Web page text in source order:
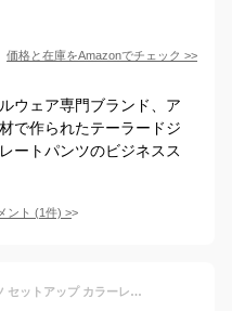
価格と在庫をAmazonでチェック >>
ウェア専門ブランド、ア
で作られたテーラードジ
ートパンツのビジネスス
ント (1件) >
大きいサイズ レディース スーツ セットアップ カラーレスジャケット＆ブラウス＆パンツ3点セットスーツ 3点セット ジャケット パンツ ブラウス ビジネス フォーマル セレモニー 通勤 秋新作 秋服 冬服 春服 15号 17号 19号 21号 23号 ブラック 黒 ネイビー ゴールドジャパン